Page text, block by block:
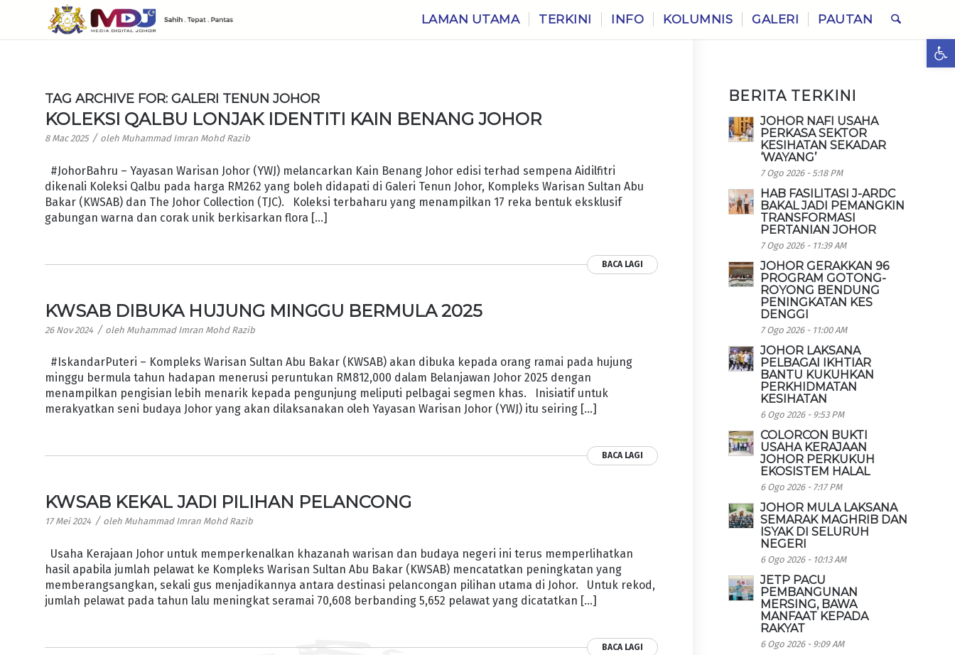
LAMAN UTAMA TERKINI INFO KOLUMNIS GALERI PAUTAN
TAG ARCHIVE FOR:GALERI TENUN JOHOR
KOLEKSI QALBU LONJAK IDENTITI KAIN BENANG JOHOR
8 Mac 2025 / oleh Muhammad Imran Mohd Razib
#JohorBahru – Yayasan Warisan Johor (YWJ) melancarkan Kain Benang Johor edisi terhad sempena Aidilfitri
dikenali Koleksi Qalbu pada harga RM262 yang boleh didapati di Galeri Tenun Johor, Kompleks Warisan Sultan Abu
Bakar (KWSAB) dan The Johor Collection (TJC). Koleksi terbaharu yang menampilkan 17 reka bentuk eksklusif
gabungan warna dan corak unik berkisarkan flora […]
BACA LAGI
KWSAB DIBUKA HUJUNG MINGGU BERMULA 2025
26 Nov 2024 / oleh Muhammad Imran Mohd Razib
#IskandarPuteri – Kompleks Warisan Sultan Abu Bakar (KWSAB) akan dibuka kepada orang ramai pada hujung
minggu bermula tahun hadapan menerusi peruntukan RM812,000 dalam Belanjawan Johor 2025 dengan
menampilkan pengisian lebih menarik kepada pengunjung meliputi pelbagai segmen khas. Inisiatif untuk
merakyatkan seni budaya Johor yang akan dilaksanakan oleh Yayasan Warisan Johor (YWJ) itu seiring […]
BACA LAGI
KWSAB KEKAL JADI PILIHAN PELANCONG
17 Mei 2024 / oleh Muhammad Imran Mohd Razib
Usaha Kerajaan Johor untuk memperkenalkan khazanah warisan dan budaya negeri ini terus memperlihatkan
hasil apabila jumlah pelawat ke Kompleks Warisan Sultan Abu Bakar (KWSAB) mencatatkan peningkatan yang
memberangsangkan, sekali gus menjadikannya antara destinasi pelancongan pilihan utama di Johor. Untuk rekod,
jumlah pelawat pada tahun lalu meningkat seramai 70,608 berbanding 5,652 pelawat yang dicatatkan […]
BACA LAGI
BERITA TERKINI
JOHOR NAFI USAHA
PERKASA SEKTOR
KESIHATAN SEKADAR
‘WAYANG’
7 Ogo 2026 - 5:18 PM
HAB FASILITASI J-ARDC
BAKAL JADI PEMANGKIN
TRANSFORMASI
PERTANIAN JOHOR
7 Ogo 2026 - 11:39 AM
JOHOR GERAKKAN 96
PROGRAM GOTONG-
ROYONG BENDUNG
PENINGKATAN KES
DENGGI
7 Ogo 2026 - 11:00 AM
JOHOR LAKSANA
PELBAGAI IKHTIAR
BANTU KUKUHKAN
PERKHIDMATAN
KESIHATAN
6 Ogo 2026 - 9:53 PM
COLORCON BUKTI
USAHA KERAJAAN
JOHOR PERKUKUH
EKOSISTEM HALAL
6 Ogo 2026 - 7:17 PM
JOHOR MULA LAKSANA
SEMARAK MAGHRIB DAN
ISYAK DI SELURUH
NEGERI
6 Ogo 2026 - 10:13 AM
JETP PACU
PEMBANGUNAN
MERSING, BAWA
MANFAAT KEPADA
RAKYAT
6 Ogo 2026 - 9:09 AM